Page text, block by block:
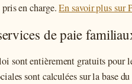
en charge.En savoir plus sur
de paie
sont entièrement gratuits pour
sont calculées sur la base